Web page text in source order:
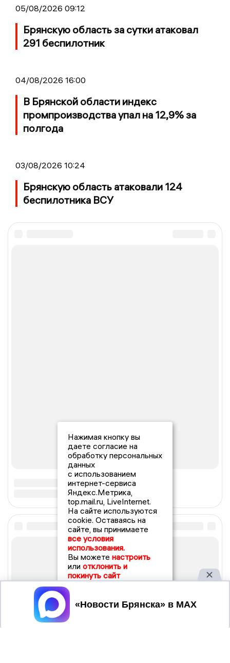
05/08/2026 09:12
Брянскую область за сутки атаковал
291 беспилотник
04/08/2026 16:00
В Брянской области индекс
промпроизводства упал на 12,9% за
полгода
03/08/2026 10:24
Брянскую область атаковали 124
беспилотника ВСУ
Нажимая кнопку вы
даете согласие на
обработку персональных
данных
с использованием
интернет-сервиса
Яндекс.Метрика,
top.mail.ru, LiveInternet.
На сайте используются
cookie. Оставаясь на
сайте, вы принимаете
все условия
использования.
Вы можете настроить
или отклонить и
покинуть сайт
Принять